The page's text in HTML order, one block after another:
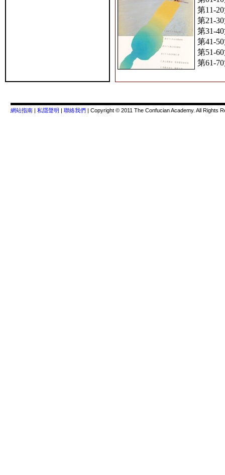
第11-
第21-
第31-
第41-
第51-
第61-
網站指南 | 私隱聲明 | 聯絡我們 | Copyright © 2011 The Confucian Academy. All Rights